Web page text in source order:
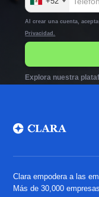
Al crear una cuenta,
Privacidad.
Explora nuestra
Clara empodera a las
Más de 30,000